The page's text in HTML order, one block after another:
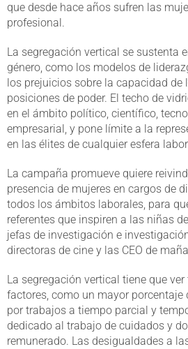
que desde hace años sufren las
profesional.
La segregación vertical se sustenta
género, como los modelos de
los prejuicios sobre la capacidad
posiciones de poder. El techo de
en el ámbito político, científico,
empresarial, y pone límite a la
en las élites de cualquier esfera
La campaña promueve quiere
presencia de mujeres en cargos de
todos los ámbitos laborales, para
referentes que inspiren a las niñas
jefas de investigación e
directoras de cine y las CEO de
La segregación vertical tiene que
factores, como un mayor porcentaje
por trabajos a tiempo parcial y
dedicado al trabajo de cuidados y
remunerado. Las desigualdades a